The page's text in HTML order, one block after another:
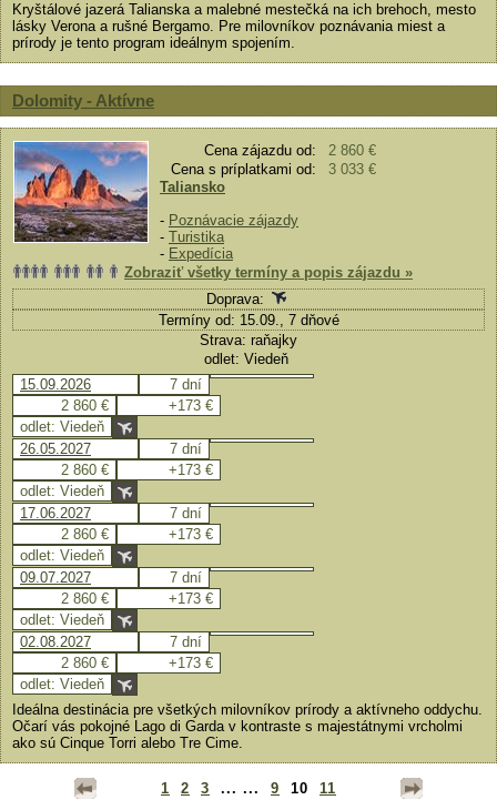
Kryštálové jazerá Talianska a malebné mestečká na ich brehoch, mesto
lásky Verona a rušné Bergamo. Pre milovníkov poznávania miest a
prírody je tento program ideálnym spojením.
Dolomity - Aktívne
Cena zájazdu od:
2 860 €
Cena s príplatkami od:
3 033 €
Taliansko
- Poznávacie zájazdy
- Turistika
- Expedícia
Zobraziť všetky termíny a popis zájazdu »
Doprava:
Termíny od: 15.09., 7 dňové
Strava: raňajky
odlet: Viedeň
15.09.2026
7 dní
2 860 €
+173 €
odlet: Viedeň
26.05.2027
7 dní
2 860 €
+173 €
odlet: Viedeň
17.06.2027
7 dní
2 860 €
+173 €
odlet: Viedeň
09.07.2027
7 dní
2 860 €
+173 €
odlet: Viedeň
02.08.2027
7 dní
2 860 €
+173 €
odlet: Viedeň
Ideálna destinácia pre všetkých milovníkov prírody a aktívneho oddychu.
Očarí vás pokojné Lago di Garda v kontraste s majestátnymi vrcholmi
ako sú Cinque Torri alebo Tre Cime.
1 2 3 ... ... 9 10 11